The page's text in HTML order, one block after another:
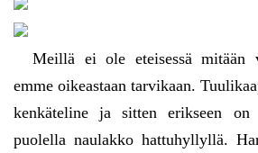
Meillä ei ole eteisessä mitään
emme oikeastaan tarvikaan.
kenkäteline ja sitten erikseen on
puolella naulakko hattuhyllyllä.